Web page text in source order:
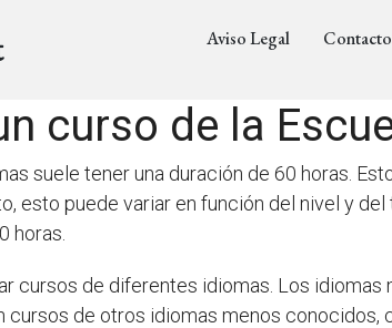
Aviso Legal Contacto
curso de la
suele tener una duración de 60 horas.
esto puede variar en función del nivel y
horas.
cursos de diferentes idiomas. Los
de otros idiomas menos conocidos,